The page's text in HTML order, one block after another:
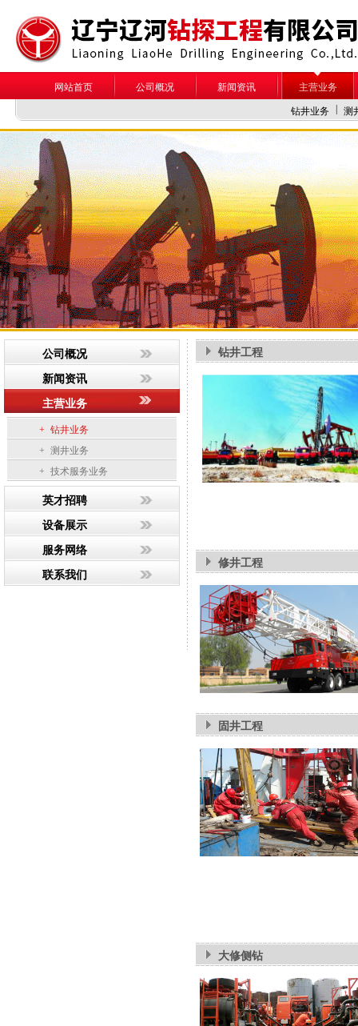
网站首页 公司概况 新闻资讯 主营业务
钻井业务 测
公司概况
新闻资讯
主营业务
+ 钻井业务
+ 测井业务
+ 技术服务业务
英才招聘
设备展示
服务网络
联系我们
钻井工程
修井工程
固井工程
大修侧钻